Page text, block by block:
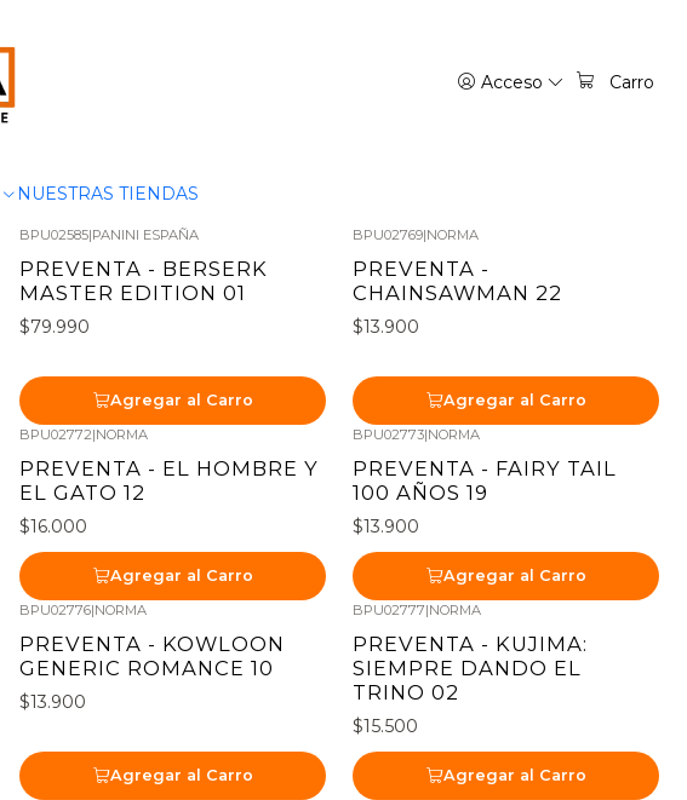
Acceso Carro
NUESTRAS TIENDAS
BPU02585|PANINI ESPAÑA
PREVENTA - BERSERK
MASTER EDITION 01
$79.990
Agregar al Carro
BPU02769|NORMA
PREVENTA -
CHAINSAWMAN 22
$13.900
Agregar al Carro
BPU02772|NORMA
PREVENTA - EL HOMBRE Y
EL GATO 12
$16.000
Agregar al Carro
BPU02773|NORMA
PREVENTA - FAIRY TAIL
100 AÑOS 19
$13.900
Agregar al Carro
BPU02776|NORMA
PREVENTA - KOWLOON
GENERIC ROMANCE 10
$13.900
Agregar al Carro
BPU02777|NORMA
PREVENTA - KUJIMA:
SIEMPRE DANDO EL
TRINO 02
$15.500
Agregar al Carro